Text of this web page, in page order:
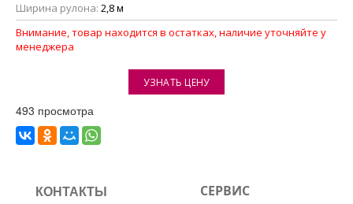
Ширина рулона: 2,8 м
Внимание, товар находится в остатках, наличие уточняйте у
менеджера
УЗНАТЬ ЦЕНУ
493 просмотра
КОНТАКТЫ СЕРВИС